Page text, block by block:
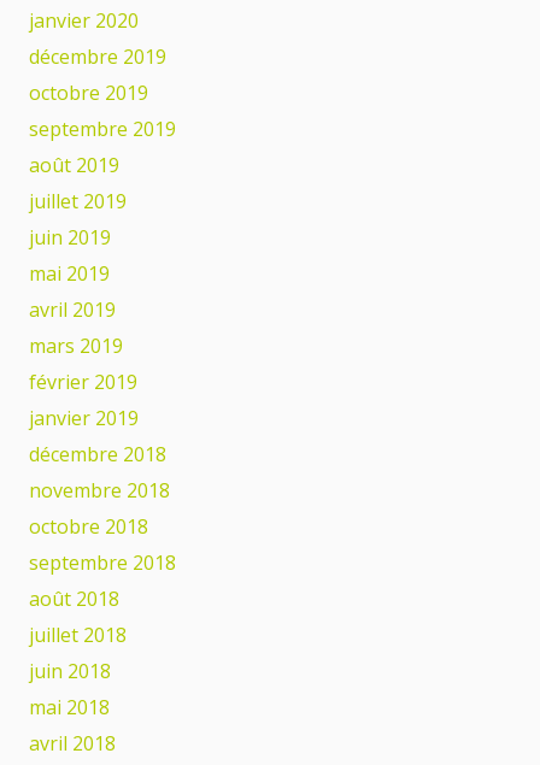
janvier 2020
décembre 2019
octobre 2019
septembre 2019
août 2019
juillet 2019
juin 2019
mai 2019
avril 2019
mars 2019
février 2019
janvier 2019
décembre 2018
novembre 2018
octobre 2018
septembre 2018
août 2018
juillet 2018
juin 2018
mai 2018
avril 2018